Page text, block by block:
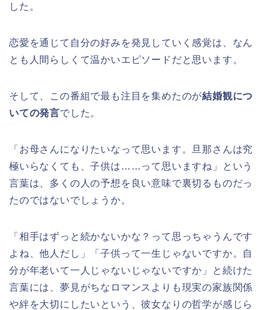
した。
恋愛を通じて自分の好みを発見していく感覚は、なん
とも人間らしくて温かいエピソードだと思います。
そして、この番組で最も注目を集めたのが結婚観につ
いての発言でした。
「お母さんになりたいなって思います。旦那さんは究
極いらなくても、子供は……って思いますね」という
言葉は、多くの人の予想を良い意味で裏切るものだっ
たのではないでしょうか。
「相手はずっと続かないかな？って思っちゃうんです
よね、他人だし」「子供って一生じゃないですか。自
分が年老いて一人じゃないじゃないですか」と続けた
言葉には、夢見がちなロマンスよりも現実の家族関係
や絆を大切にしたいという、彼女なりの哲学が感じら